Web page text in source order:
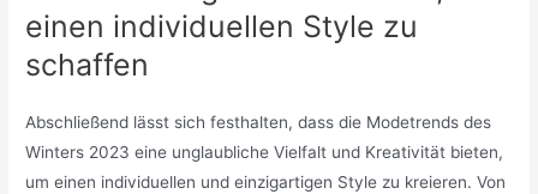
einen individuellen Style zu
schaffen
Abschließend lässt sich festhalten, dass die Modetrends des
Winters 2023 eine unglaubliche Vielfalt und Kreativität bieten,
um einen individuellen und einzigartigen Style zu kreieren. Von